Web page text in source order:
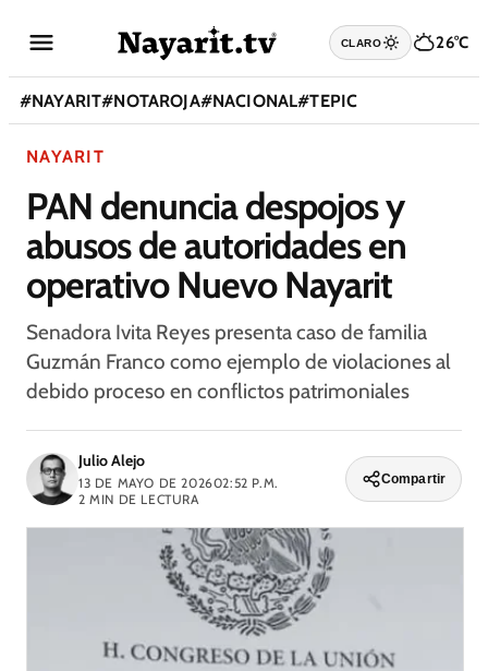
CLARO 26°C
#NAYARIT#NOTAROJA#NACIONAL#TEPIC
NAYARIT
PAN denuncia despojos y
abusos de autoridades en
operativo Nuevo Nayarit
Senadora Ivita Reyes presenta caso de familia
Guzmán Franco como ejemplo de violaciones al
debido proceso en conflictos patrimoniales
Julio Alejo
13 DE MAYO DE 202602:52 P.M.
2 MIN DE LECTURA
Compartir